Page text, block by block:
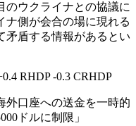
のウクライナとの協議に
ナ側が会合の場に現れる
矛盾する情報があるとい
RHDP -0.3 CRHDP
外口座への送金を一時的
ドルに制限」